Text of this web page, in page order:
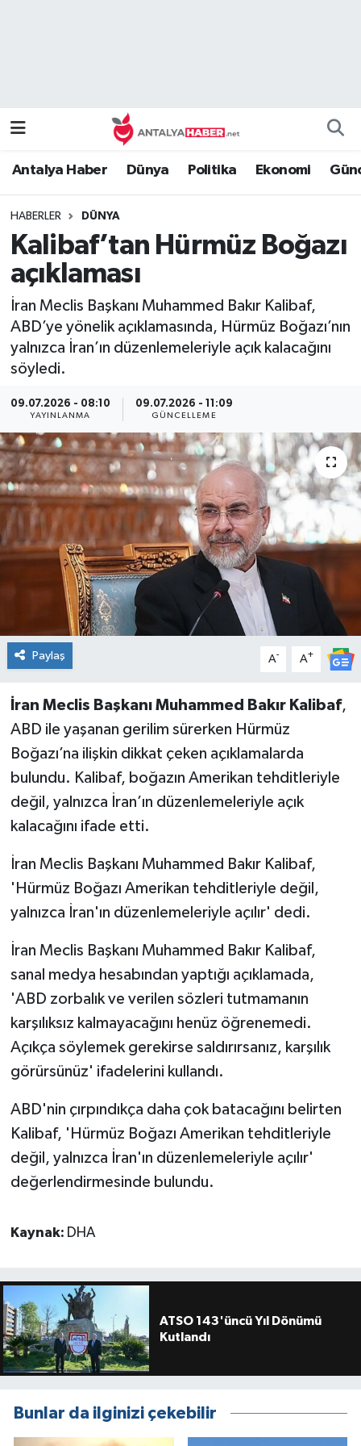
Antalya Haber Dünya Politika Ekonomi
HABERLER DÜNYA
Kalibaf’tan Hürmüz Boğazı
açıklaması
İran Meclis Başkanı Muhammed Bakır Kalibaf,
ABD’ye yönelik açıklamasında, Hürmüz Boğazı’nın
yalnızca İran’ın düzenlemeleriyle açık kalacağını
söyledi.
09.07.2026 - 08:10
YAYINLANMA
09.07.2026 - 11:09
GÜNCELLEME
Paylaş A- A+
İran Meclis Başkanı Muhammed Bakır Kalibaf,
ABD ile yaşanan gerilim sürerken Hürmüz
Boğazı’na ilişkin dikkat çeken açıklamalarda
bulundu. Kalibaf, boğazın Amerikan tehditleriyle
değil, yalnızca İran’ın düzenlemeleriyle açık
kalacağını ifade etti.
İran Meclis Başkanı Muhammed Bakır Kalibaf,
'Hürmüz Boğazı Amerikan tehditleriyle değil,
yalnızca İran'ın düzenlemeleriyle açılır' dedi.
İran Meclis Başkanı Muhammed Bakır Kalibaf,
sanal medya hesabından yaptığı açıklamada,
'ABD zorbalık ve verilen sözleri tutmamanın
karşılıksız kalmayacağını henüz öğrenemedi.
Açıkça söylemek gerekirse saldırırsanız, karşılık
görürsünüz' ifadelerini kullandı.
ABD'nin çırpındıkça daha çok batacağını belirten
Kalibaf, 'Hürmüz Boğazı Amerikan tehditleriyle
değil, yalnızca İran'ın düzenlemeleriyle açılır'
değerlendirmesinde bulundu.
Kaynak: DHA
ATSO 143'üncü Yıl Dönümü
Kutlandı
Bunlar da ilginizi çekebilir
Genel
Güncel
Güvenlik
Magazin
Medya
Politika
Sağlık
Spor
Turizm
Namaz Vakitleri
Tüm Manşetler
Son Dakika Haberleri
Haber Arşivi